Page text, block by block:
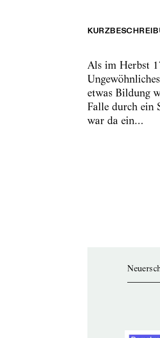
Als im Herbst
etwas Bildung
Falle durch ein
war da ein...